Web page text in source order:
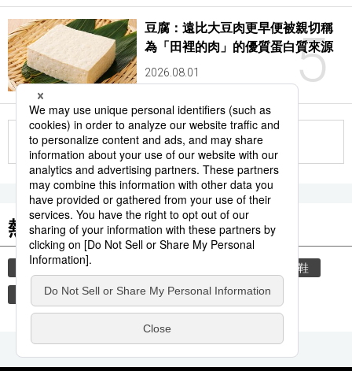
5
豆腐：遠比大豆肉更早便被親切稱
為「田裡的肉」的優質蛋白質來源
2026.08.01
更多
熱門關鍵詞
教育 禮儀 脫鞋
時事通信新聞 歷史 觀光旅遊 藝術